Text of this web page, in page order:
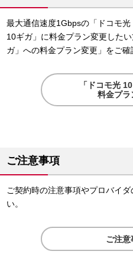
最大通信速度1Gbpsの「ドコモ
10ギガ」に料金プラン変更した
ガ」への料金プラン変更」をご確
「ドコモ光
料金プラ
ご注意事項
ご契約時の注意事項やプロバイ
い。
ご注意